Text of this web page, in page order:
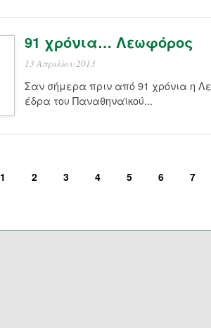
91 χρόνια… Λεωφόρος
13 Απριλίου 2013
Σαν σήμερα πριν από 91 χρόνια η
έδρα του Παναθηναϊκού...
1 2 3 4 5 6 7